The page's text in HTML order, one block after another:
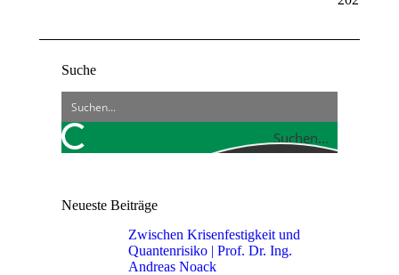
Suche
Suchen...
Neueste Beiträge
Zwischen Krisenfestigkeit und
Quantenrisiko | Prof. Dr. Ing.
Andreas Noack